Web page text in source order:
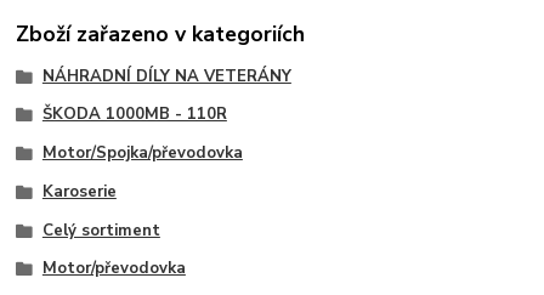
Zboží zařazeno v kategoriích
NÁHRADNÍ DÍLY NA VETERÁNY
ŠKODA 1000MB - 110R
Motor/Spojka/převodovka
Karoserie
Celý sortiment
Motor/převodovka